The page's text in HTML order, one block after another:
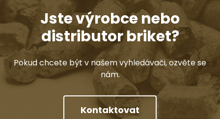
Jste výrobce nebo
distributor briket?
Pokud chcete být v našem vyhledávači, ozvěte se
nám.
Kontaktovat